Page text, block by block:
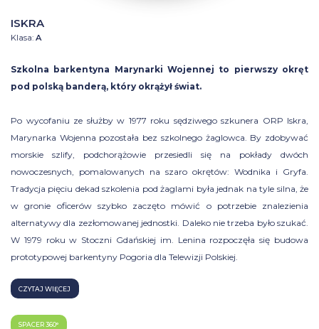
ISKRA
Klasa: A
Szkolna barkentyna Marynarki Wojennej to pierwszy okręt
pod polską banderą, który okrążył świat.
Po wycofaniu ze służby w 1977 roku sędziwego szkunera ORP Iskra,
Marynarka Wojenna pozostała bez szkolnego żaglowca. By zdobywać
morskie szlify, podchorążowie przesiedli się na pokłady dwóch
nowoczesnych, pomalowanych na szaro okrętów: Wodnika i Gryfa.
Tradycja pięciu dekad szkolenia pod żaglami była jednak na tyle silna, że
w gronie oficerów szybko zaczęto mówić o potrzebie znalezienia
alternatywy dla zezłomowanej jednostki. Daleko nie trzeba było szukać.
W 1979 roku w Stoczni Gdańskiej im. Lenina rozpoczęła się budowa
prototypowej barkentyny Pogoria dla Telewizji Polskiej.
CZYTAJ WIĘCEJ
SPACER 360°